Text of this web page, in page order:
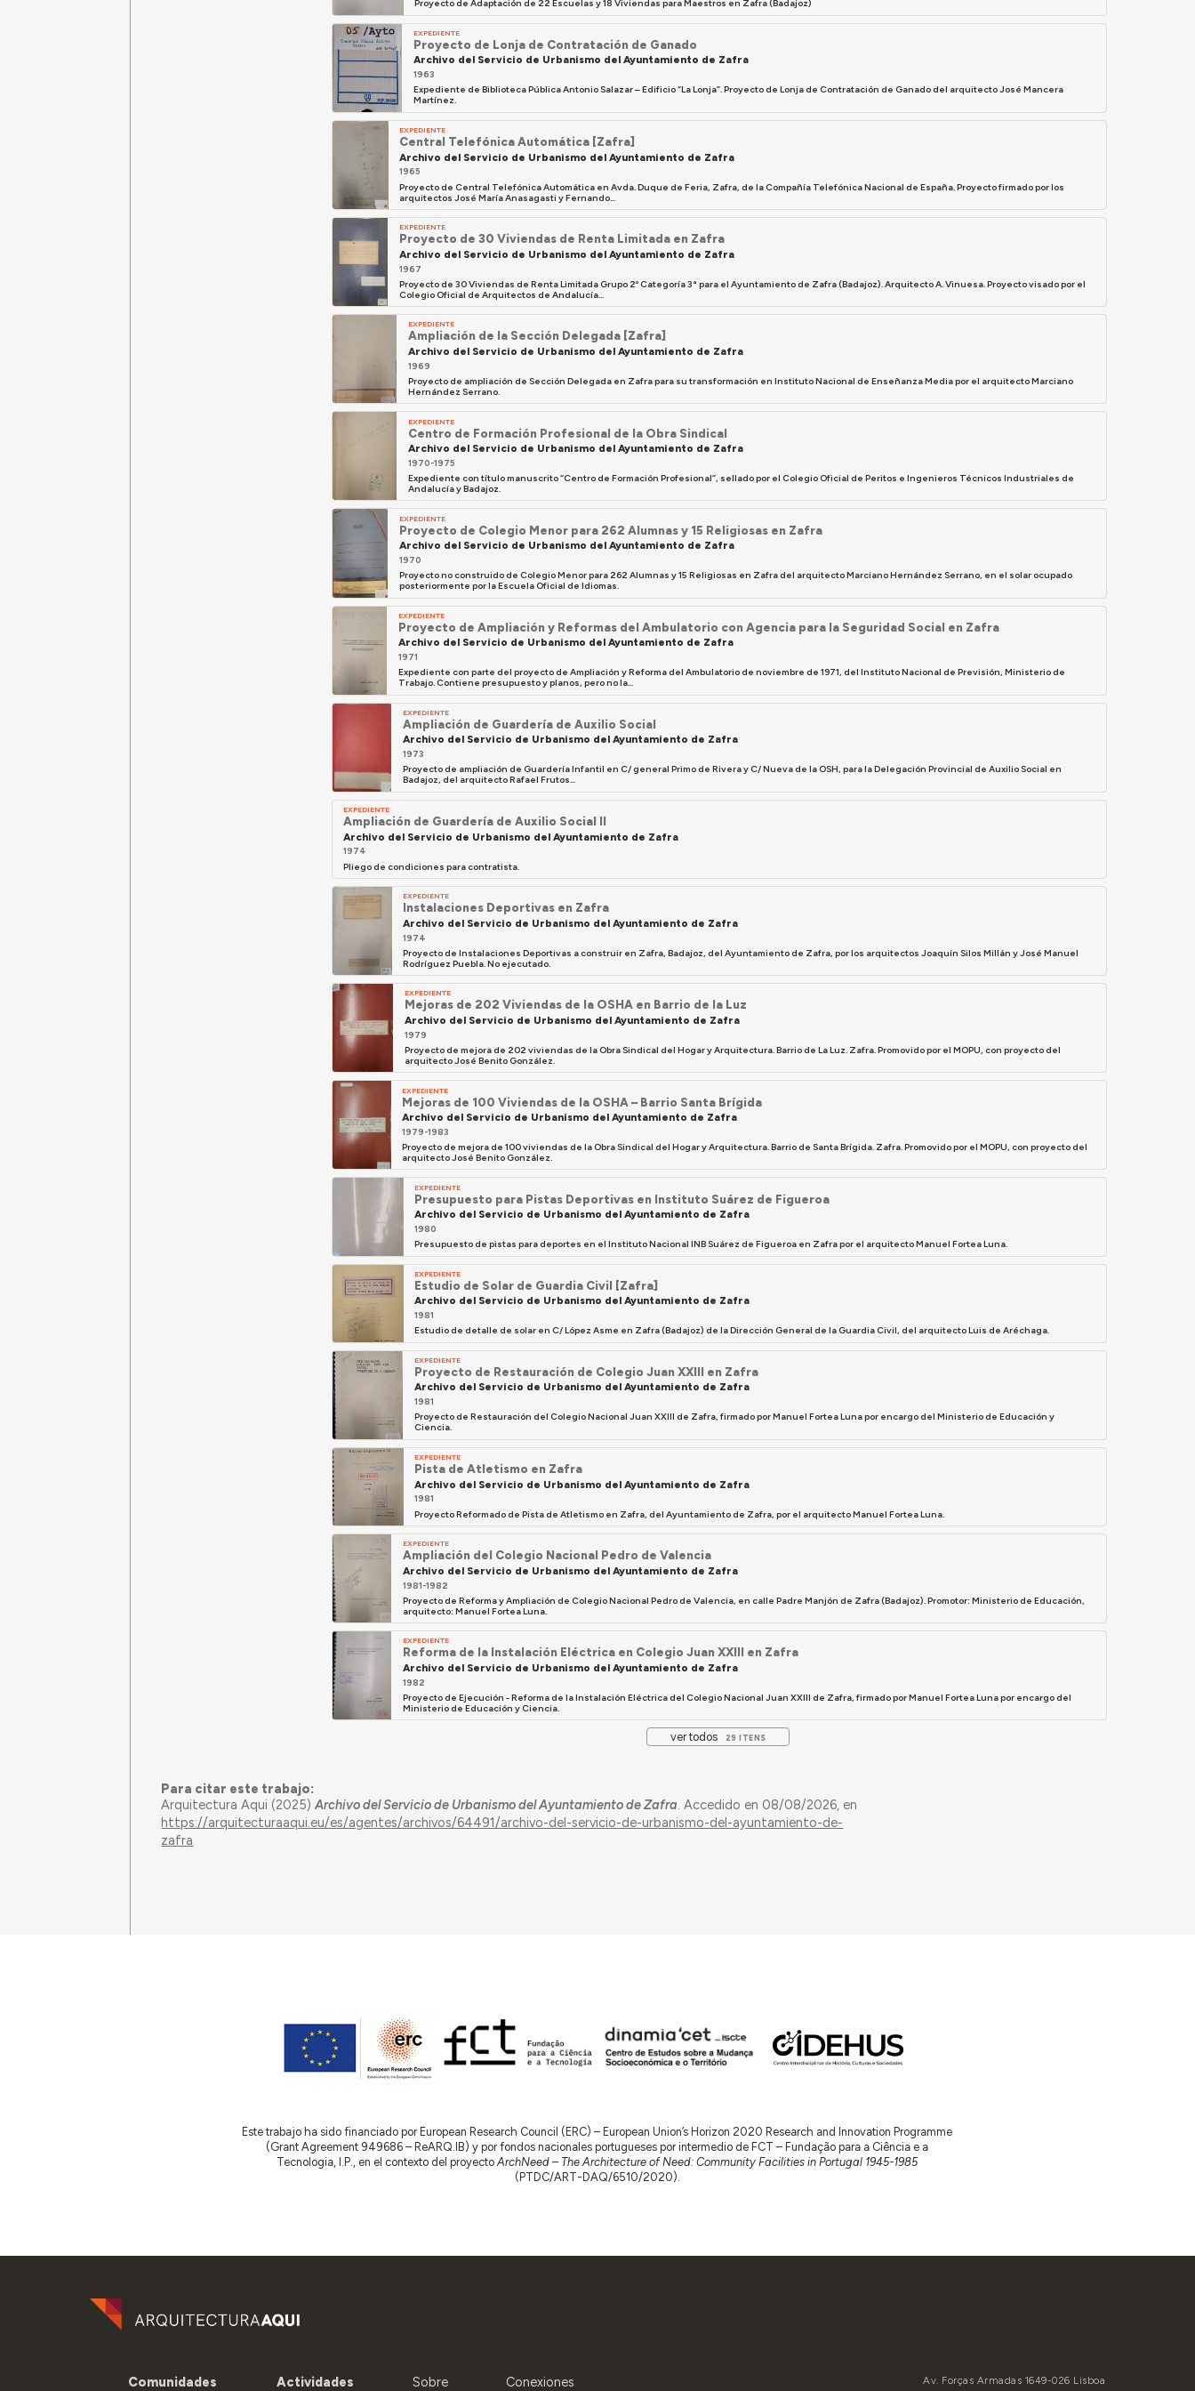
Proyecto de Adaptación de 22 Escuelas y 18 Viviendas para Maestros en Zafra (Badajoz)
EXPEDIENTE
Proyecto de Lonja de Contratación de Ganado
Archivo del Servicio de Urbanismo del Ayuntamiento de Zafra
1963
Expediente de Biblioteca Pública Antonio Salazar – Edificio “La Lonja”. Proyecto de Lonja de Contratación de Ganado del arquitecto José Mancera
Martínez.
EXPEDIENTE
Central Telefónica Automática [Zafra]
Archivo del Servicio de Urbanismo del Ayuntamiento de Zafra
1965
Proyecto de Central Telefónica Automática en Avda. Duque de Feria, Zafra, de la Compañía Telefónica Nacional de España. Proyecto firmado por los
arquitectos José María Anasagasti y Fernando...
EXPEDIENTE
Proyecto de 30 Viviendas de Renta Limitada en Zafra
Archivo del Servicio de Urbanismo del Ayuntamiento de Zafra
1967
Proyecto de 30 Viviendas de Renta Limitada Grupo 2º Categoría 3ª para el Ayuntamiento de Zafra (Badajoz). Arquitecto A. Vinuesa. Proyecto visado por el
Colegio Oficial de Arquitectos de Andalucía...
EXPEDIENTE
Ampliación de la Sección Delegada [Zafra]
Archivo del Servicio de Urbanismo del Ayuntamiento de Zafra
1969
Proyecto de ampliación de Sección Delegada en Zafra para su transformación en Instituto Nacional de Enseñanza Media por el arquitecto Marciano
Hernández Serrano.
EXPEDIENTE
Centro de Formación Profesional de la Obra Sindical
Archivo del Servicio de Urbanismo del Ayuntamiento de Zafra
1970-1975
Expediente con título manuscrito “Centro de Formación Profesional”, sellado por el Colegio Oficial de Peritos e Ingenieros Técnicos Industriales de
Andalucía y Badajoz.
EXPEDIENTE
Proyecto de Colegio Menor para 262 Alumnas y 15 Religiosas en Zafra
Archivo del Servicio de Urbanismo del Ayuntamiento de Zafra
1970
Proyecto no construido de Colegio Menor para 262 Alumnas y 15 Religiosas en Zafra del arquitecto Marciano Hernández Serrano, en el solar ocupado
posteriormente por la Escuela Oficial de Idiomas.
EXPEDIENTE
Proyecto de Ampliación y Reformas del Ambulatorio con Agencia para la Seguridad Social en Zafra
Archivo del Servicio de Urbanismo del Ayuntamiento de Zafra
1971
Expediente con parte del proyecto de Ampliación y Reforma del Ambulatorio de noviembre de 1971, del Instituto Nacional de Previsión, Ministerio de
Trabajo. Contiene presupuesto y planos, pero no la...
EXPEDIENTE
Ampliación de Guardería de Auxilio Social
Archivo del Servicio de Urbanismo del Ayuntamiento de Zafra
1973
Proyecto de ampliación de Guardería Infantil en C/ general Primo de Rivera y C/ Nueva de la OSH, para la Delegación Provincial de Auxilio Social en
Badajoz, del arquitecto Rafael Frutos...
EXPEDIENTE
Ampliación de Guardería de Auxilio Social II
Archivo del Servicio de Urbanismo del Ayuntamiento de Zafra
1974
Pliego de condiciones para contratista.
EXPEDIENTE
Instalaciones Deportivas en Zafra
Archivo del Servicio de Urbanismo del Ayuntamiento de Zafra
1974
Proyecto de Instalaciones Deportivas a construir en Zafra, Badajoz, del Ayuntamiento de Zafra, por los arquitectos Joaquín Silos Millán y José Manuel
Rodríguez Puebla. No ejecutado.
EXPEDIENTE
Mejoras de 202 Viviendas de la OSHA en Barrio de la Luz
Archivo del Servicio de Urbanismo del Ayuntamiento de Zafra
1979
Proyecto de mejora de 202 viviendas de la Obra Sindical del Hogar y Arquitectura. Barrio de La Luz. Zafra. Promovido por el MOPU, con proyecto del
arquitecto José Benito González.
EXPEDIENTE
Mejoras de 100 Viviendas de la OSHA – Barrio Santa Brígida
Archivo del Servicio de Urbanismo del Ayuntamiento de Zafra
1979-1983
Proyecto de mejora de 100 viviendas de la Obra Sindical del Hogar y Arquitectura. Barrio de Santa Brígida. Zafra. Promovido por el MOPU, con proyecto del
arquitecto José Benito González.
EXPEDIENTE
Presupuesto para Pistas Deportivas en Instituto Suárez de Figueroa
Archivo del Servicio de Urbanismo del Ayuntamiento de Zafra
1980
Presupuesto de pistas para deportes en el Instituto Nacional INB Suárez de Figueroa en Zafra por el arquitecto Manuel Fortea Luna.
EXPEDIENTE
Estudio de Solar de Guardia Civil [Zafra]
Archivo del Servicio de Urbanismo del Ayuntamiento de Zafra
1981
Estudio de detalle de solar en C/ López Asme en Zafra (Badajoz) de la Dirección General de la Guardia Civil, del arquitecto Luis de Aréchaga.
EXPEDIENTE
Proyecto de Restauración de Colegio Juan XXIII en Zafra
Archivo del Servicio de Urbanismo del Ayuntamiento de Zafra
1981
Proyecto de Restauración del Colegio Nacional Juan XXIII de Zafra, firmado por Manuel Fortea Luna por encargo del Ministerio de Educación y
Ciencia.
EXPEDIENTE
Pista de Atletismo en Zafra
Archivo del Servicio de Urbanismo del Ayuntamiento de Zafra
1981
Proyecto Reformado de Pista de Atletismo en Zafra, del Ayuntamiento de Zafra, por el arquitecto Manuel Fortea Luna.
EXPEDIENTE
Ampliación del Colegio Nacional Pedro de Valencia
Archivo del Servicio de Urbanismo del Ayuntamiento de Zafra
1981-1982
Proyecto de Reforma y Ampliación de Colegio Nacional Pedro de Valencia, en calle Padre Manjón de Zafra (Badajoz). Promotor: Ministerio de Educación,
arquitecto: Manuel Fortea Luna.
EXPEDIENTE
Reforma de la Instalación Eléctrica en Colegio Juan XXIII en Zafra
Archivo del Servicio de Urbanismo del Ayuntamiento de Zafra
1982
Proyecto de Ejecución - Reforma de la Instalación Eléctrica del Colegio Nacional Juan XXIII de Zafra, firmado por Manuel Fortea Luna por encargo del
Ministerio de Educación y Ciencia.
ver todos 29 ITENS
Para citar este trabajo:
Arquitectura Aqui (2025)Archivo del Servicio de Urbanismo del Ayuntamiento de Zafra. Accedido en 08/08/2026, en
https://arquitecturaaqui.eu/es/agentes/archivos/64491/archivo-del-servicio-de-urbanismo-del-ayuntamiento-de-
zafra
Este trabajo ha sido financiado por European Research Council (ERC) – European Union’s Horizon 2020 Research and Innovation Programme
(Grant Agreement 949686 – ReARQ.IB) y por fondos nacionales portugueses por intermedio de FCT – Fundação para a Ciência e a
Tecnologia, I.P., en el contexto del proyectoArchNeed – The Architecture of Need: Community Facilities in Portugal 1945-1985
(PTDC/ART-DAQ/6510/2020).
Comunidades Actividades Sobre Conexiones
Av. Forças Armadas 1649-026 Lisboa